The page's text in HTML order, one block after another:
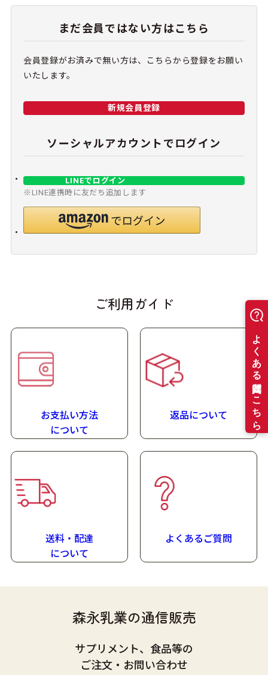
まだ会員ではない方はこちら
会員登録がお済みで無い方は、こちらから登録をお願い
いたします。
新規会員登録
ソーシャルアカウントでログイン
LINEでログイン
※LINE連携時に友だち追加します
ご利用ガイド
お支払い方法
について
返品について
送料・配達
について
よくあるご質問
森永乳業の通信販売
サプリメント、食品等の
ご注文・お問い合わせ